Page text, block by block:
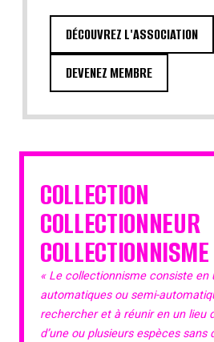
DÉCOUVREZ L'ASSOCIATION
DEVENEZ MEMBRE
COLLECTION
COLLECTIONNEUR
COLLECTIONNISME
« Le collectionnisme consiste en
automatiques ou semi-
rechercher et à réunir en un lieu
d’une ou plusieurs espèces sans